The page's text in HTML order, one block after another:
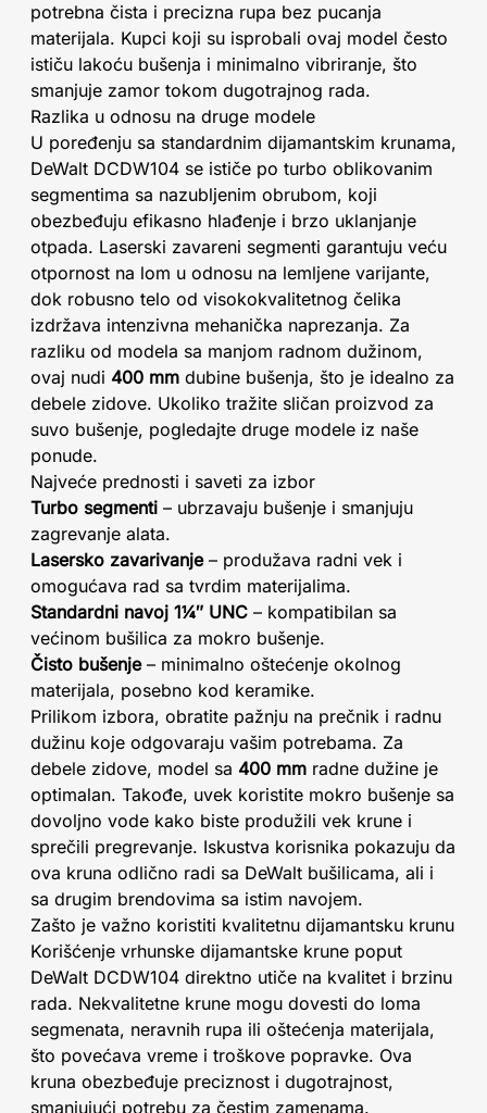
potrebna čista i precizna rupa bez pucanja
materijala. Kupci koji su isprobali ovaj model često
ističu lakoću bušenja i minimalno vibriranje, što
smanjuje zamor tokom dugotrajnog rada.
Razlika u odnosu na druge modele
U poređenju sa standardnim dijamantskim krunama,
DeWalt DCDW104 se ističe po turbo oblikovanim
segmentima sa nazubljenim obrubom, koji
obezbeđuju efikasno hlađenje i brzo uklanjanje
otpada. Laserski zavareni segmenti garantuju veću
otpornost na lom u odnosu na lemljene varijante,
dok robusno telo od visokokvalitetnog čelika
izdržava intenzivna mehanička naprezanja. Za
razliku od modela sa manjom radnom dužinom,
ovaj nudi 400 mm dubine bušenja, što je idealno za
debele zidove. Ukoliko tražite sličan proizvod za
suvo bušenje, pogledajte druge modele iz naše
ponude.
Najveće prednosti i saveti za izbor
Turbo segmenti – ubrzavaju bušenje i smanjuju
zagrevanje alata.
Lasersko zavarivanje– produžava radni vek i
omogućava rad sa tvrdim materijalima.
Standardni navoj 1¼″ UNC – kompatibilan sa
većinom bušilica za mokro bušenje.
Čisto bušenje– minimalno oštećenje okolnog
materijala, posebno kod keramike.
Prilikom izbora, obratite pažnju na prečnik i radnu
dužinu koje odgovaraju vašim potrebama. Za
debele zidove, model sa 400 mm radne dužine je
optimalan. Takođe, uvek koristite mokro bušenje sa
dovoljno vode kako biste produžili vek krune i
sprečili pregrevanje. Iskustva korisnika pokazuju da
ova kruna odlično radi sa DeWalt bušilicama, ali i
sa drugim brendovima sa istim navojem.
Zašto je važno koristiti kvalitetnu dijamantsku krunu
Korišćenje vrhunske dijamantske krune poput
DeWalt DCDW104 direktno utiče na kvalitet i brzinu
rada. Nekvalitetne krune mogu dovesti do loma
segmenata, neravnih rupa ili oštećenja materijala,
što povećava vreme i troškove popravke. Ova
kruna obezbeđuje preciznost i dugotrajnost,
smanjujući potrebu za čestim zamenama.